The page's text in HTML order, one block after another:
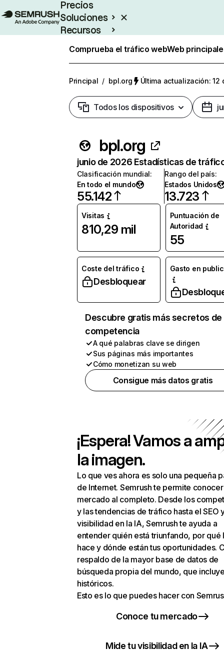
Precios
Soluciones
Recursos
Comprueba el tráfico webWeb
Principal / bpl.org Última actualización: 12
Todos los dispositivos
bpl.org
junio de 2026 Estadísticas de
Clasificación mundial:
En todo el mundo
55.142
Rango del país:
Estados Unidos
13.723
Visitas
810,29 mil
Puntuación de
Autoridad
55
Coste del tráfico
Desbloquear
Gasto en
Descubre gratis más secretos de
competencia
A qué palabras clave se dirigen
Sus páginas más importantes
Cómo monetizan su web
Consigue más datos gratis
¡Espera! Vamos a
la imagen.
Lo que ves ahora es solo una pequeña
de Internet. Semrush te permite
mercado al completo. Desde los
y las tendencias de tráfico hasta el SEO
visibilidad en la IA, Semrush te ayuda a
entender quién está triunfando, por qué
hace y dónde están tus oportunidades.
respaldo de la mayor base de datos de
búsqueda propia del mundo, que
históricos.
Esto es lo que puedes hacer con
Conoce tu mercado
Mide tu visibilidad en la IA